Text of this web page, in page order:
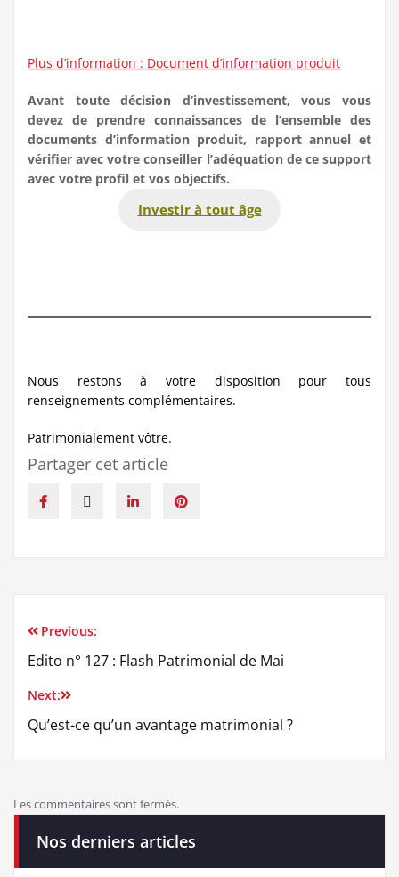
Plus d’information : Document d’information produit
Avant toute décision d’investissement, vous vous
devez de prendre connaissances de l’ensemble des
documents d’information produit, rapport annuel et
vérifier avec votre conseiller l’adéquation de ce support
avec votre profil et vos objectifs.
Investir à tout âge
Nous restons à votre disposition pour tous
renseignements complémentaires.
Patrimonialement vôtre.
Partager cet article
Previous:
Edito n° 127 : Flash Patrimonial de Mai
Next:
Qu’est-ce qu’un avantage matrimonial ?
Les commentaires sont fermés.
Nos derniers articles